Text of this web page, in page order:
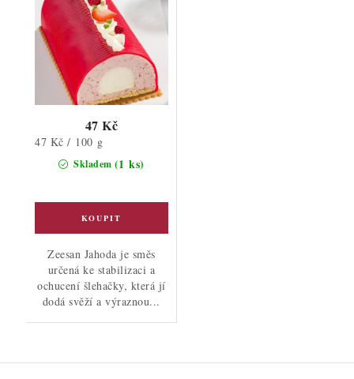
Skladem (1 ks)
47 Kč
Měrná
47 Kč / 100 g
Zeesan Jahoda je směs
určená ke stabilizaci a
ochucení šlehačky, která jí
dodá svěží a výraznou...